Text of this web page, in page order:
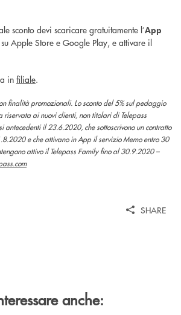
sconto devi scaricare gratuitamente l’App
Apple Store e Google Play, e attivare il
in filiale.
finalità promozionali. Lo sconto del 5% sul pedaggio
riservata ai nuovi clienti, non titolari di Telepass
il 23.6.2020, che sottoscrivono un contratto
e che attivano in App il servizio Memo entro 30
attivo il Telepass Family fino al 30.9.2020 –
SHARE
anche: